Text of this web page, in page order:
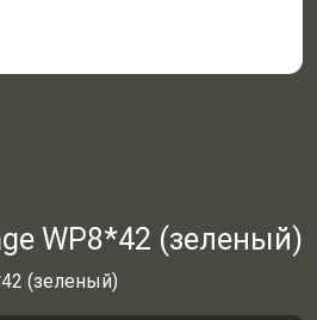
WP8*42 (зеленый)
(зеленый)